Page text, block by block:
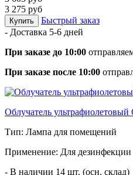
3 275 руб
Купить
Быстрый заказ
- Доставка 5-6 дней
При заказе до 10:00
При заказе после 10:00
Облучатель
Тип: Лампа для помещений
Применение: Для дезинфекции
- В наличии 14 шт. (осн. склад)